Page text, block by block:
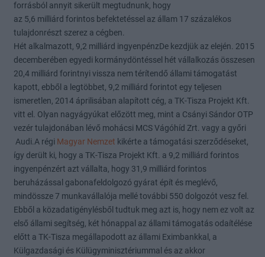
forrásból annyit sikerült megtudnunk, hogy
az 5,6 milliárd forintos befektetéssel az állam 17 százalékos
tulajdonrészt szerez a cégben.
Hét alkalmazott, 9,2 milliárd ingyenpénzDe kezdjük az elején. 2015
decemberében egyedi kormánydöntéssel hét vállalkozás összesen
20,4 milliárd forintnyi vissza nem térítendő állami támogatást
kapott, ebből a legtöbbet, 9,2 milliárd forintot egy teljesen
ismeretlen, 2014 áprilisában alapított cég, a TK-Tisza Projekt Kft.
vitt el. Olyan nagyágyúkat előzött meg, mint a Csányi Sándor OTP
vezér tulajdonában lévő mohácsi MCS Vágóhíd Zrt. vagy a győri
Audi.A régi Magyar Nemzet kikérte a támogatási szerződéseket,
így derült ki, hogy a TK-Tisza Projekt Kft. a 9,2 milliárd forintos
ingyenpénzért azt vállalta, hogy 31,9 milliárd forintos
beruházással gabonafeldolgozó gyárat épít és meglévő,
mindössze 7 munkavállalója mellé további 550 dolgozót vesz fel.
Ebből a közadatigénylésből tudtuk meg azt is, hogy nem ez volt az
első állami segítség, két hónappal az állami támogatás odaítélése
előtt a TK-Tisza megállapodott az állami Eximbankkal, a
Külgazdasági és Külügyminisztériummal és az akkor